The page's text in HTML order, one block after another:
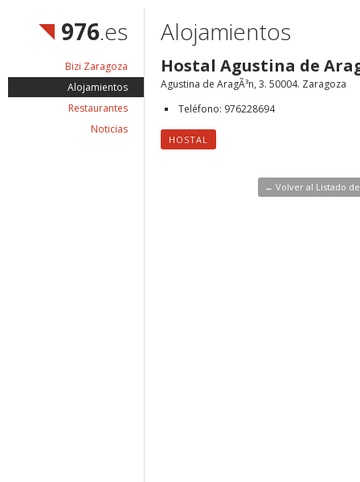
976.es
Bizi Zaragoza
Alojamientos
Restaurantes
Noticias
Alojamientos
Hostal Agustina de
Agustina de AragÃ³n, 3. 50004. Zaragoza
Teléfono: 976228694
HOSTAL
← Volver al Listado